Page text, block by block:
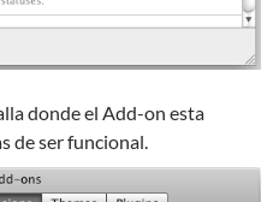
donde el Add-on esta
de ser funcional.